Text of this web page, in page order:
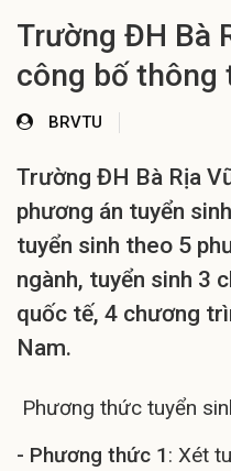
Trường ĐH Bà
công bố thông
BRVTU
Trường ĐH Bà Rịa
phương án tuyển
tuyển sinh theo 5
ngành, tuyển sinh 3
quốc tế, 4 chương
Nam.
Phương thức tuyển
- Phương thức 1: Xét